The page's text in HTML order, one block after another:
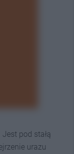
pod stałą
urazu